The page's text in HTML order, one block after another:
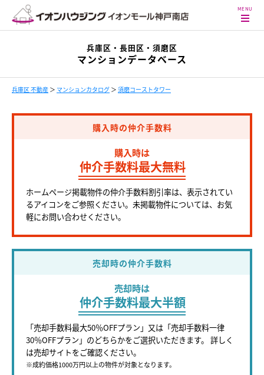
兵庫区・長田区・須磨区
マンションデータベース
兵庫区 不動産 ＞ マンションカタログ ＞ 須磨コーストタワー
購入時の仲介手数料
購入時は
仲介手数料最大無料
ホームページ掲載物件の仲介手数料割引率は、表示されてい
るアイコンをご参照ください。未掲載物件については、お気
軽にお問い合わせください。
売却時の仲介手数料
売却時は
仲介手数料最大半額
「売却手数料最大50％OFFプラン」又は「売却手数料一律
30％OFFプラン」のどちらかをご選択いただきます。 詳しく
は売却サイトをご確認ください。
※成約価格1000万円以上の物件が対象となります。